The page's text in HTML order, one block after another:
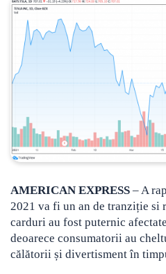
AMERICAN EXPRESS – A
2021 va fi un an de tranziție si
carduri au fost puternic
deoarece consumatorii au
călătorii și divertisment în